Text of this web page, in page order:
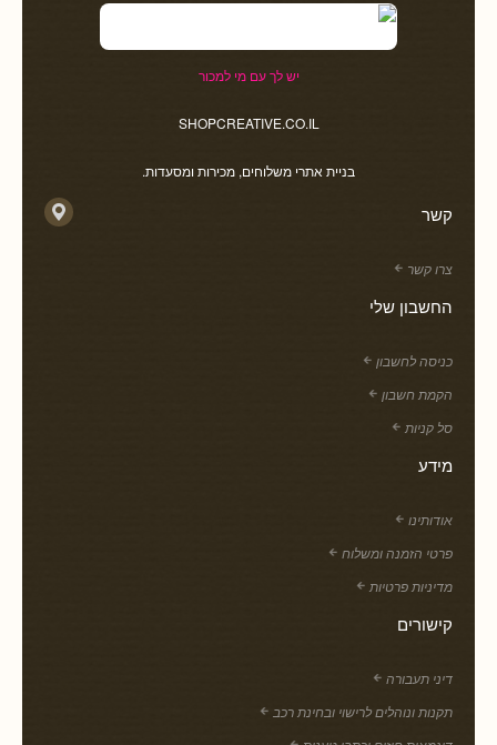
יש לך עם מי למכור
SHOPCREATIVE.CO.IL
בניית אתרי משלוחים, מכירות ומסעדות.
קשר
צרו קשר
החשבון שלי
כניסה לחשבון
הקמת חשבון
סל קניות
מידע
אודותינו
פרטי הזמנה ומשלוח
מדיניות פרטיות
קישורים
דיני תעבורה
תקנות ונוהלים לרישוי ובחינת רכב